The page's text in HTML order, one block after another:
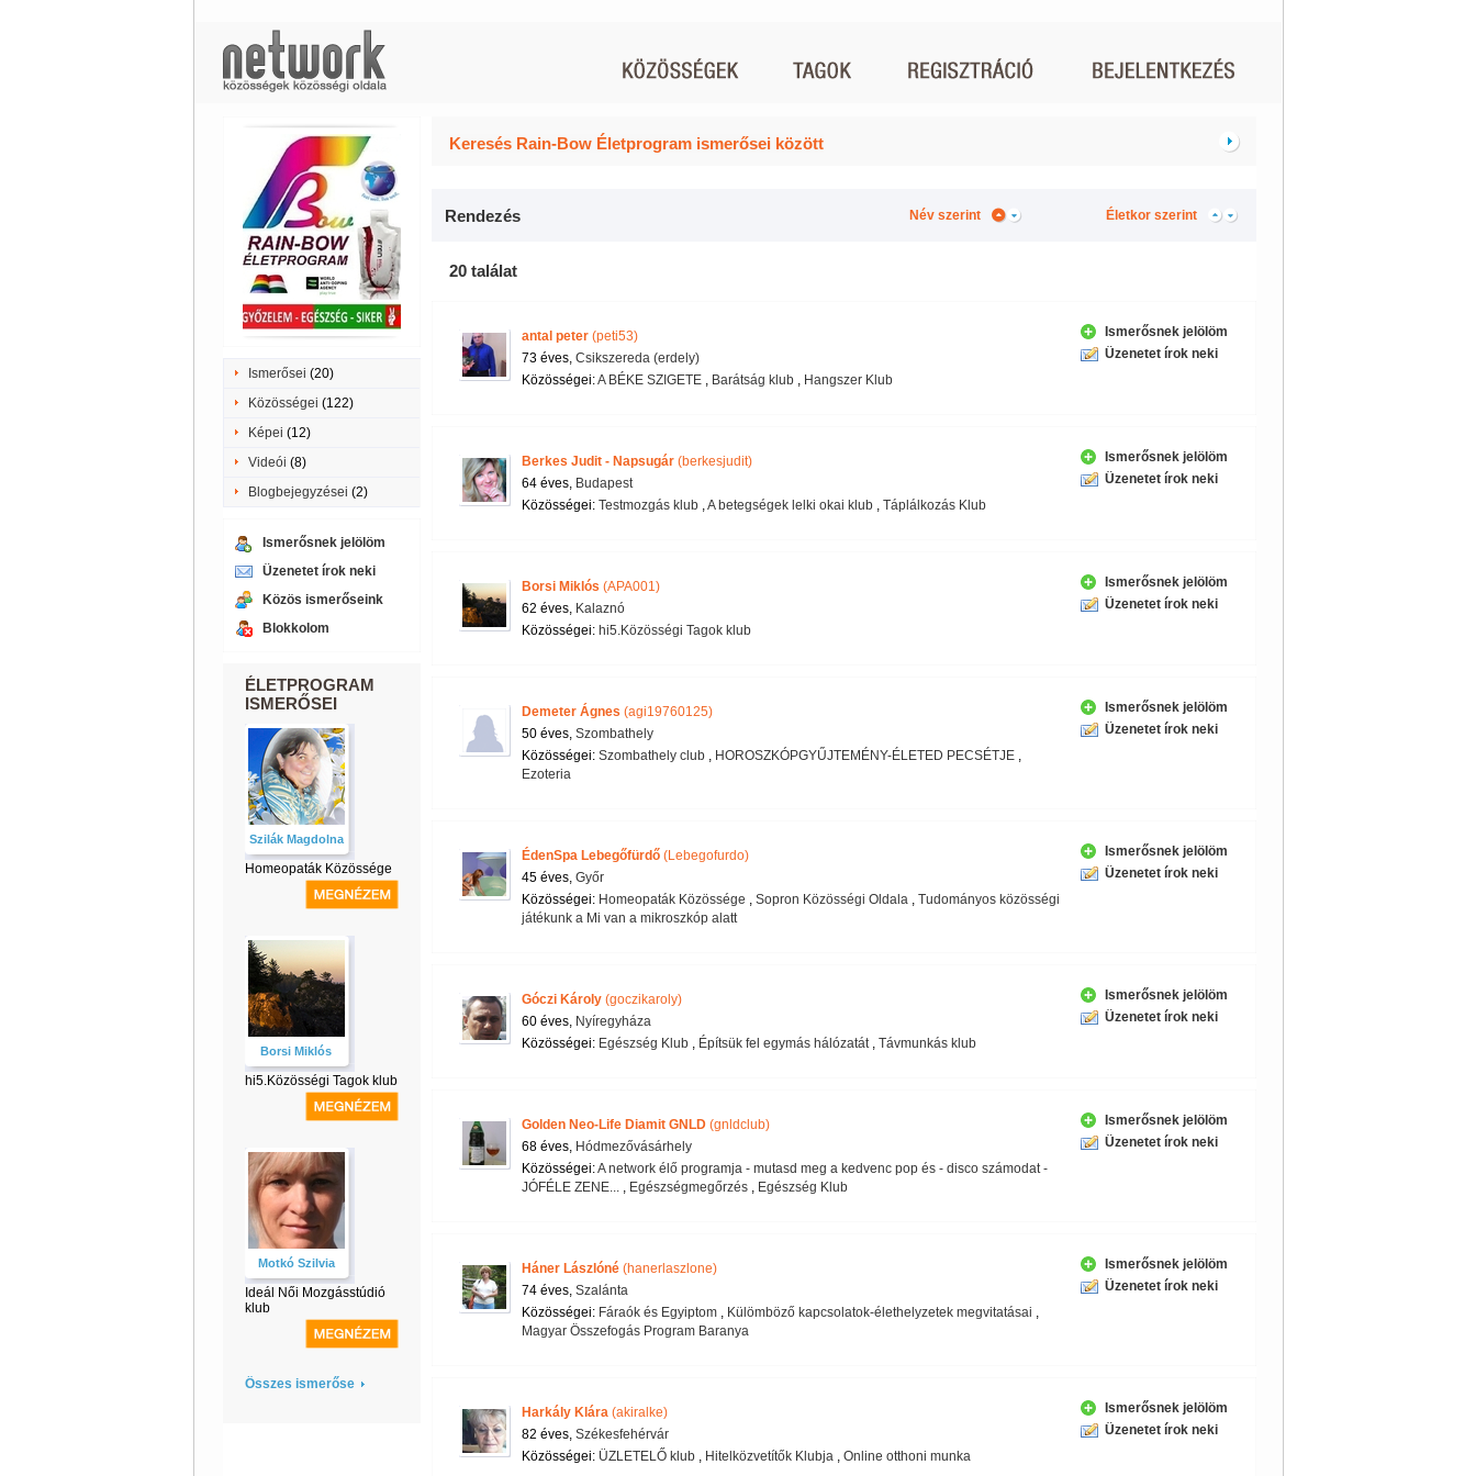
Ismerősei (20)
Közösségei (122)
Képei (12)
Videói (8)
Blogbejegyzései (2)
Ismerősnek jelölöm
Üzenetet írok neki
Közös ismerőseink
Blokkolom
ÉLETPROGRAM
ISMERŐSEI
Szilák Magdolna
Homeopaták Közössége
Borsi Miklós
hi5.Közösségi Tagok klub
Motkó Szilvia
Ideál Női Mozgásstúdió
klub
Összes ismerőse
Keresés Rain-Bow Életprogram ismerősei között
Rendezés Név szerint Életkor szerint
20 találat
antal peter(peti53)
73 éves, Csikszereda (erdely)
Közösségei:A BÉKE SZIGETE, Barátság klub, Hangszer Klub
Ismerősnek jelölöm
Üzenetet írok neki
Berkes Judit - Napsugár(berkesjudit)
64 éves, Budapest
Közösségei: Testmozgás klub,A betegségek lelki okai klub, Táplálkozás Klub
Ismerősnek jelölöm
Üzenetet írok neki
Borsi Miklós (APA001)
62 éves, Kalaznó
Közösségei: hi5.Közösségi Tagok klub
Ismerősnek jelölöm
Üzenetet írok neki
Demeter Ágnes (agi19760125)
50 éves, Szombathely
Közösségei: Szombathely club, HOROSZKÓPGYŰJTEMÉNY-ÉLETED PECSÉTJE,
Ezoteria
Ismerősnek jelölöm
Üzenetet írok neki
ÉdenSpa Lebegőfürdő(Lebegofurdo)
45 éves, Győr
Közösségei: Homeopaták Közössége , Sopron Közösségi Oldala, Tudományos közösségi
játékunk a Mi van a mikroszkóp alatt
Ismerősnek jelölöm
Üzenetet írok neki
Góczi Károly(goczikaroly)
60 éves, Nyíregyháza
Közösségei: Egészség Klub, Építsük fel egymás hálózatát, Távmunkás klub
Ismerősnek jelölöm
Üzenetet írok neki
Golden Neo-Life Diamit GNLD(gnldclub)
68 éves, Hódmezővásárhely
Közösségei:A network élő programja - mutasd meg a kedvenc pop és - disco számodat -
JÓFÉLE ZENE..., Egészségmegőrzés, Egészség Klub
Ismerősnek jelölöm
Üzenetet írok neki
Háner Lászlóné(hanerlaszlone)
74 éves, Szalánta
Közösségei: Fáraók és Egyiptom, Külömböző kapcsolatok-élethelyzetek megvitatásai ,
Magyar Összefogás Program Baranya
Ismerősnek jelölöm
Üzenetet írok neki
Harkály Klára(akiralke)
82 éves, Székesfehérvár
Közösségei: ÜZLETELŐ klub, Hitelközvetítők Klubja, Online otthoni munka
Ismerősnek jelölöm
Üzenetet írok neki